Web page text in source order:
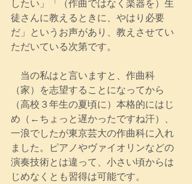
したい」「（作曲ではなく楽器を）生
徒さんに教えるときに、やはり必要
だ」というお声があり、教えさせてい
ただいている次第です。
当の私はと言いますと、作曲科
（家）を志望することになってから
（高校３年生の夏頃に）本格的にはじ
め（←ちょっと遅かったですね汗）、
一浪でしたが東京芸大の作曲科に入れ
ました。ピアノやヴァイオリンなどの
演奏技術とは違って、小さい頃からは
じめなくとも習得は可能です。